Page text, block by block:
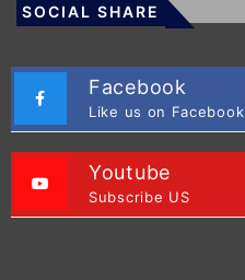
SOCIAL SHARE
Facebook
Like us on Facebook
Youtube
Subscribe US